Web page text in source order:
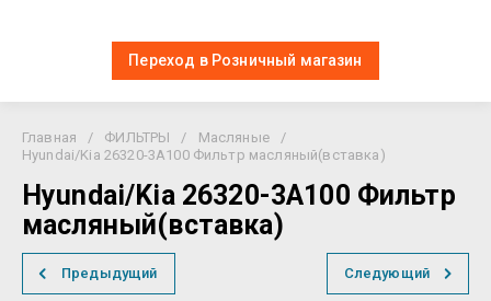
Переход в Розничный магазин
Главная / ФИЛЬТРЫ / Масляные
/
Hyundai/Kia 26320-3A100 Фильтр масляный(вставка)
Hyundai/Kia 26320-3A100 Фильтр
масляный(вставка)
Предыдущий Следующий